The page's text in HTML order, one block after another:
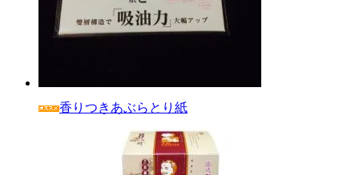
香りつきあぶらとり紙